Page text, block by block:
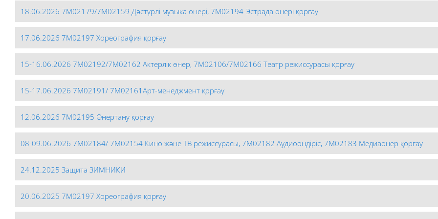
18.06.2026 7М02179/7М02159 Дәстүрлі музыка өнері, 7М02194-Эстрада өнері қорғау
17.06.2026 7М02197 Хореография қорғау
15-16.06.2026 7М02192/7М02162 Актерлік өнер, 7М02106/7М02166 Театр режиссурасы қорғау
15-17.06.2026 7М02191/ 7М02161Арт-менеджмент қорғау
12.06.2026 7М02195 Өнертану қорғау
08-09.06.2026 7М02184/ 7М02154 Кино және ТВ режиссурасы, 7М02182 Аудиоөндіріс, 7М02183 Медиаөнер қорғау
24.12.2025 Защита ЗИМНИКИ
20.06.2025 7М02197 Хореография қорғау